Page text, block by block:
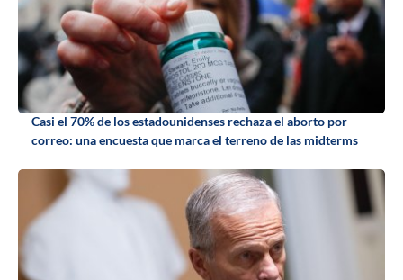
Casi el 70% de los estadounidenses rechaza el aborto por
correo: una encuesta que marca el terreno de las midterms